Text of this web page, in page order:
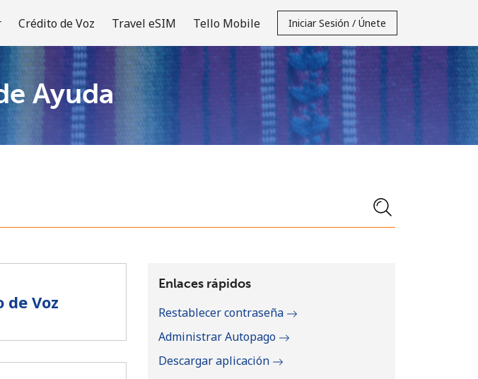
Crédito de Voz Travel eSIM Tello Mobile Iniciar Sesión / Únete
o
Ayuda
de Voz
Enlaces rápidos
Restablecer contraseña
Administrar Autopago
Descargar aplicación